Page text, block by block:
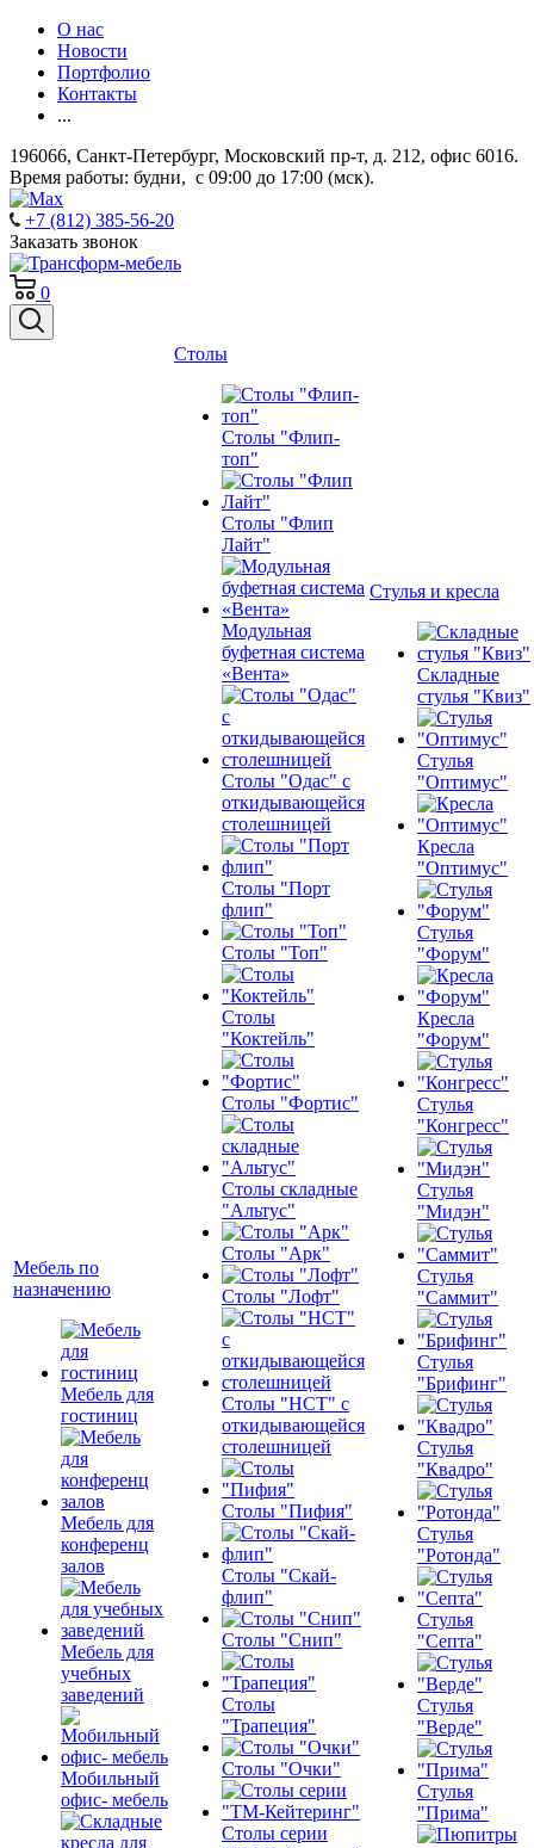
О нас
Новости
Портфолио
Контакты
...
196066, Санкт-Петербург, Московский пр-т, д. 212, офис 6016.
Время работы: будни, с 09:00 до 17:00 (мск).
+7 (812) 385-56-20
Заказать звонок
0
Мебель по
назначению
Мебель для
гостиниц
Мебель для
конференц
залов
Мебель для
учебных
заведений
Мобильный
офис- мебель
Столы
Столы "Флип-
топ"
Столы "Флип
Лайт"
Модульная
буфетная система
«Вента»
Столы "Одас" с
откидывающейся
столешницей
Столы "Порт
флип"
Столы "Топ"
Столы
"Коктейль"
Столы "Фортис"
Столы складные
"Альтус"
Столы "Арк"
Столы "Лофт"
Столы "НСТ" с
откидывающейся
столешницей
Столы "Пифия"
Столы "Скай-
флип"
Столы "Снип"
Столы
"Трапеция"
Столы "Очки"
Столы серии
Стулья и кресла
Складные
стулья "Квиз"
Стулья
"Оптимус"
Кресла
"Оптимус"
Стулья
"Форум"
Кресла
"Форум"
Стулья
"Конгресс"
Стулья
"Мидэн"
Стулья
"Саммит"
Стулья
"Брифинг"
Стулья
"Квадро"
Стулья
"Ротонда"
Стулья
"Септа"
Стулья
"Верде"
Стулья
"Прима"